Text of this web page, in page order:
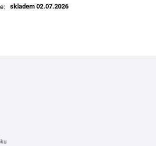
: skladem 02.07.2026